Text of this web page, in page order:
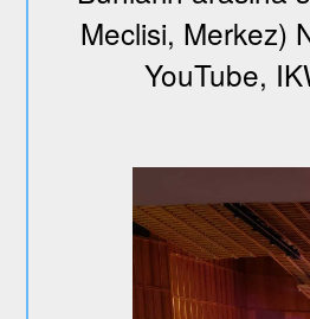
Meclisi, Merkez)
YouTube,